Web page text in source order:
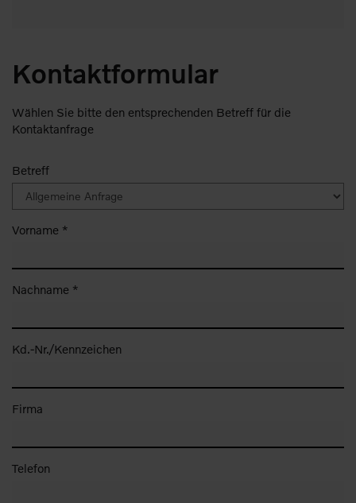
Kontaktformular
Wählen Sie bitte den entsprechenden Betreff für die
Kontaktanfrage
Betreff
Vorname *
Nachname *
Kd.-Nr./Kennzeichen
Firma
Telefon